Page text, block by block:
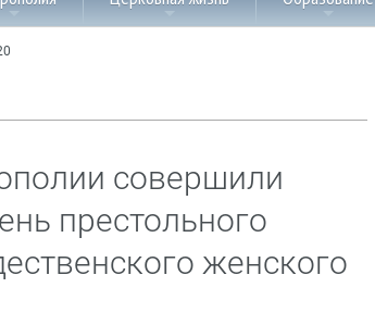
совершили
престольного
женского